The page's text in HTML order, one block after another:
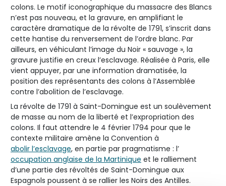
colons. Le motif iconographique du massacre des Blancs
n’est pas nouveau, et la gravure, en amplifiant le
caractère dramatique de la révolte de 1791, s’inscrit dans
cette hantise du renversement de l’ordre blanc. Par
ailleurs, en véhiculant l’image du Noir « sauvage », la
gravure justifie en creux l’esclavage. Réalisée à Paris, elle
vient appuyer, par une information dramatisée, la
position des représentants des colons à l’Assemblée
contre l’abolition de l’esclavage.
La révolte de 1791 à Saint-Domingue est un soulèvement
de masse au nom de la liberté et l’expropriation des
colons. Il faut attendre le 4 février 1794 pour que le
contexte militaire amène la Convention à
abolir l’esclavage, en partie par pragmatisme : l’
occupation anglaise de la Martinique et le ralliement
d’une partie des révoltés de Saint-Domingue aux
Espagnols poussent à se rallier les Noirs des Antilles.